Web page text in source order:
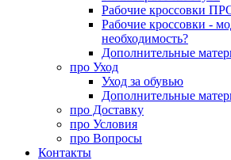
Рабочие кроссовки
Рабочие кроссовки -
необходимость?
Дополнительные
про Уход
Уход за обувью
Дополнительные
про Доставку
про Условия
про Вопросы
Контакты